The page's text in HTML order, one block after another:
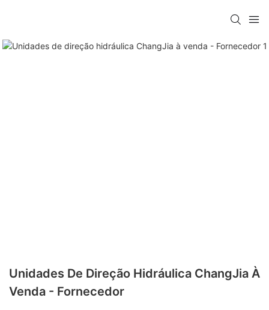
Unidades De Direção Hidráulica ChangJia À
Venda - Fornecedor